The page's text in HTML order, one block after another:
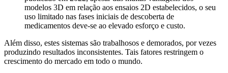
modelos 3D em relação aos ensaios 2D estabelecidos, o seu
uso limitado nas fases iniciais de descoberta de
medicamentos deve-se ao elevado esforço e custo.
Além disso, estes sistemas são trabalhosos e demorados, por vezes
produzindo resultados inconsistentes. Tais fatores restringem o
crescimento do mercado em todo o mundo.